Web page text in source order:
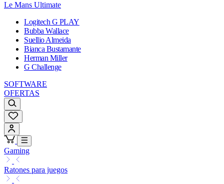
Le Mans Ultimate
Logitech G PLAY
Bubba Wallace
Suellio Almeida
Bianca Bustamante
Herman Miller
G Challenge
SOFTWARE
OFERTAS
Gaming
Ratones para juegos